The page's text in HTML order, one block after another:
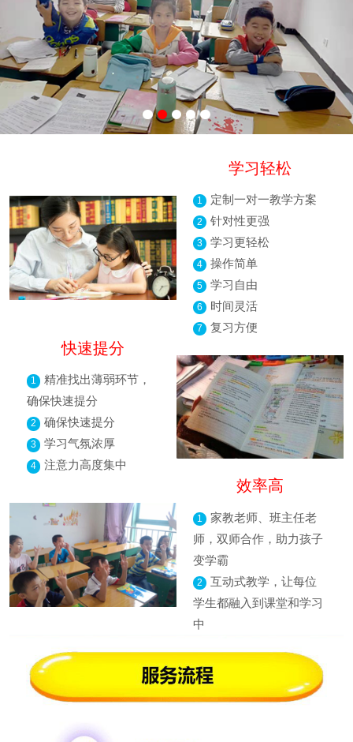
学习轻松
1 定制一对一教学方案
2 针对性更强
3 学习更轻松
4 操作简单
5 学习自由
6 时间灵活
7 复习方便
快速提分
1
精准找出薄弱环节，
确保快速提分
2 确保快速提分
3 学习气氛浓厚
4 注意力高度集中
效率高
1
家教老师、班主任老
师，双师合作，助力孩子
变学霸
2
互动式教学，让每位
学生都融入到课堂和学习
中